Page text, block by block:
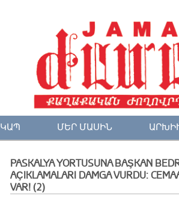
ԿԱՊ ՄԵՐ ՄԱՍԻՆ
PASKALYA YORTUSUNA BAŞKAN
AÇIKLAMALARI DAMGA VURDU:
VAR! (2)